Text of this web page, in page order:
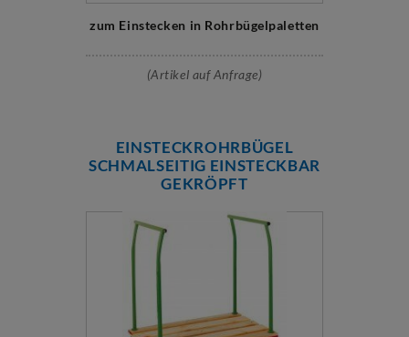
zum Einstecken in Rohrbügelpaletten
(Artikel auf Anfrage)
EINSTECKROHRBÜGEL
SCHMALSEITIG EINSTECKBAR
GEKRÖPFT